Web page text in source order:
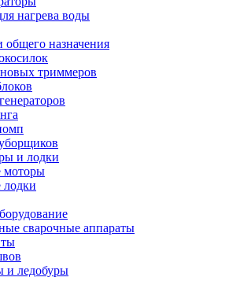
нагрева воды
общего назначения
триммеров
и лодки
моторы
сварочные аппараты
и ледобуры